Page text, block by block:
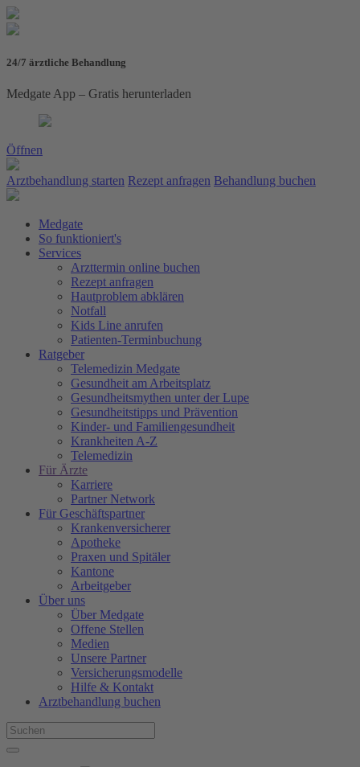
24/7 ärztliche Behandlung
Medgate App – Gratis herunterladen
Öffnen
Arztbehandlung starten Rezept anfragen Behandlung buchen
Medgate
So funktioniert's
Services
Arzttermin online buchen
Rezept anfragen
Hautproblem abklären
Notfall
Kids Line anrufen
Patienten-Terminbuchung
Ratgeber
Telemedizin Medgate
Gesundheit am Arbeitsplatz
Gesundheitsmythen unter der Lupe
Gesundheitstipps und Prävention
Kinder- und Familiengesundheit
Krankheiten A-Z
Telemedizin
Für Ärzte
Karriere
Partner Network
Für Geschäftspartner
Krankenversicherer
Apotheke
Praxen und Spitäler
Kantone
Arbeitgeber
Über uns
Über Medgate
Offene Stellen
Medien
Unsere Partner
Versicherungsmodelle
Hilfe & Kontakt
Arztbehandlung buchen